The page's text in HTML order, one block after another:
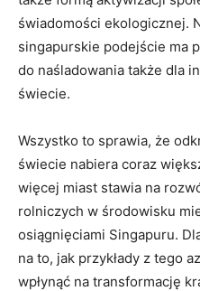
⁢świadomości ekologicznej.
singapurskie podejście ma
do naśladowania​ także dla
świecie.
Wszystko to sprawia,⁣ że‌
świecie ⁢nabiera coraz
więcej miast⁣ stawia na
rolniczych w środowisku
osiągnięciami Singapuru.
na to, jak przykłady z tego
wpłynąć na transformację